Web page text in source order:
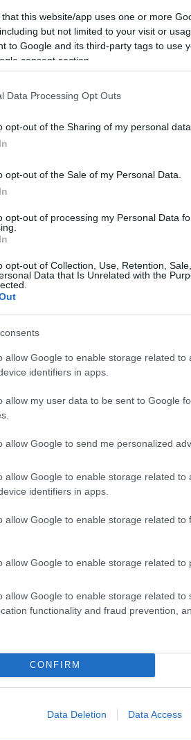
that this website/app uses one or more
but not limited to your visit or
to Google and its third-party tags to use
consent section.
Data Processing Opt Outs
opt-out of the Sharing of my personal data.
opt-out of the Sale of my Personal Data.
opt-out of processing my Personal Data
opt-out of Collection, Use, Retention,
Data that Is Unrelated with the
allow Google to enable storage related to
identifiers in apps.
allow my user data to be sent to Google
allow Google to send me personalized
allow Google to enable storage related to
identifiers in apps.
allow Google to enable storage related to
allow Google to enable storage related to
allow Google to enable storage related to
functionality and fraud prevention,
CONFIRM
Data Deletion Data Access
készül a
szolnoki habos
desszert,
ma is próbálnak
Györfi
jelezte, hogy
kerékpárgyár